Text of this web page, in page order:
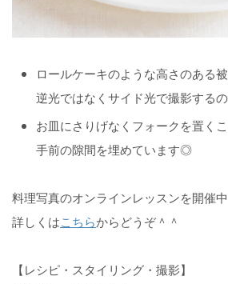
ロールケーキのような高さのある
逆光ではなくサイド光で撮影する
お皿にさりげなくフォークを置く
手前の隙間を埋めています◎
料理写真のオンラインレッスンを開催
詳しくはこちらからどうぞ＾＾
【レシピ・スタイリング・撮影】